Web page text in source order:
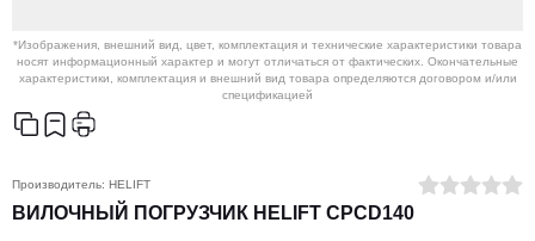
*Изображения, внешний вид, цвет, комплектация и технические характеристики товара
носят информационный характер и могут отличаться от фактических. Окончательные
характеристики, комплектация и внешний вид товара определяются договором и/или
спецификацией
Производитель: HELIFT
ВИЛОЧНЫЙ ПОГРУЗЧИК HELIFT CPCD140